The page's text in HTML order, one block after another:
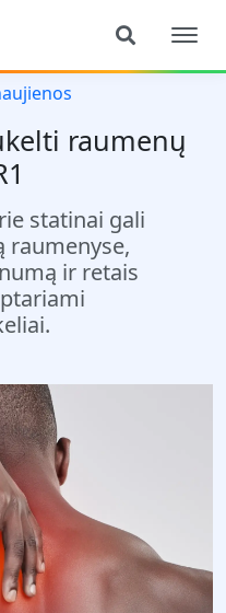
raumenų
statinai gali
raumenyse,
ir retais